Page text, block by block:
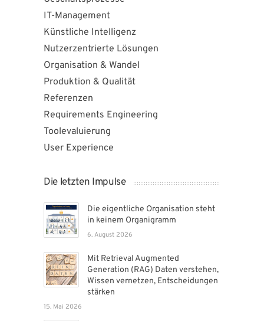
IT-Management
Künstliche Intelligenz
Nutzerzentrierte Lösungen
Organisation & Wandel
Produktion & Qualität
Referenzen
Requirements Engineering
Toolevaluierung
User Experience
Die letzten Impulse
Die eigentliche Organisation steht
in keinem Organigramm
6. August 2026
Mit Retrieval Augmented
Generation (RAG) Daten verstehen,
Wissen vernetzen, Entscheidungen
stärken
15. Mai 2026